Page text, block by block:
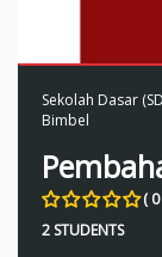
Sekolah Dasar
Bimbel
( 0
2 STUDENTS